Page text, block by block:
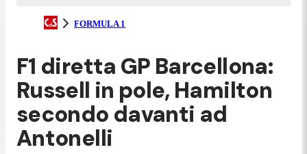
FORMULA 1
F1 diretta GP Barcellona:
Russell in pole, Hamilton
secondo davanti ad
Antonelli